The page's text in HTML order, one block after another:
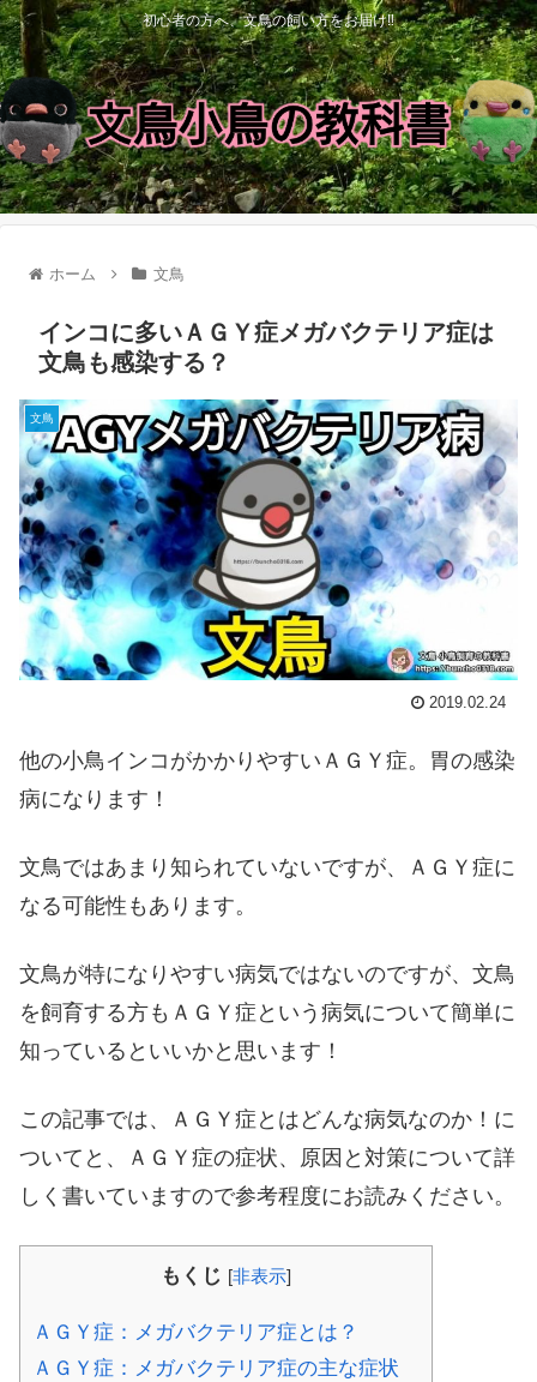
初心者の方へ、文鳥の飼い方をお届け‼
ホーム 文鳥
インコに多いＡＧＹ症メガバクテリア症は
文鳥も感染する？
文鳥
2019.02.24
他の小鳥インコがかかりやすいＡＧＹ症。胃の感染
病になります！
文鳥ではあまり知られていないですが、ＡＧＹ症に
なる可能性もあります。
文鳥が特になりやすい病気ではないのですが、文鳥
を飼育する方もＡＧＹ症という病気について簡単に
知っているといいかと思います！
この記事では、ＡＧＹ症とはどんな病気なのか！に
ついてと、ＡＧＹ症の症状、原因と対策について詳
しく書いていますので参考程度にお読みください。
もくじ [非表示]
ＡＧＹ症：メガバクテリア症とは？
ＡＧＹ症：メガバクテリア症の主な症状